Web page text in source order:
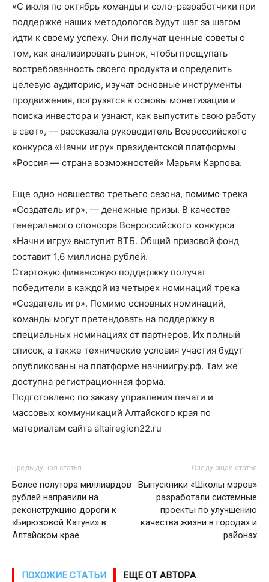
«С июля по октябрь команды и соло-разработчики при
поддержке наших методологов будут шаг за шагом
идти к своему успеху. Они получат ценные советы о
том, как анализировать рынок, чтобы прощупать
востребованность своего продукта и определить
целевую аудиторию, изучат основные инструменты
продвижения, погрузятся в основы монетизации и
поиска инвестора и узнают, как выпустить свою работу
в свет», — рассказала руководитель Всероссийского
конкурса «Начни игру» президентской платформы
«Россия — страна возможностей» Марьям Карпова.
Еще одно новшество третьего сезона, помимо трека
«Создатель игр», — денежные призы. В качестве
генерального спонсора Всероссийского конкурса
«Начни игру» выступит ВТБ. Общий призовой фонд
составит 1,6 миллиона рублей.
Стартовую финансовую поддержку получат
победители в каждой из четырех номинаций трека
«Создатель игр». Помимо основных номинаций,
команды могут претендовать на поддержку в
специальных номинациях от партнеров. Их полный
список, а также технические условия участия будут
опубликованы на платформе начниигру.рф. Там же
доступна регистрационная форма.
Подготовлено по заказу управления печати и
массовых коммуникаций Алтайского края по
материалам сайта altairegion22.ru
Предыдущая статья
Более полутора миллиардов
рублей направили на
реконструкцию дороги к
«Бирюзовой Катуни» в
Алтайском крае
Следующая статья
Выпускники «Школы мэров»
разработали системные
проекты по улучшению
качества жизни в городах и
районах
ПОХОЖИЕ СТАТЬИ ЕЩЕ ОТ АВТОРА